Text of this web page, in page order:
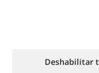
Deshabilitar